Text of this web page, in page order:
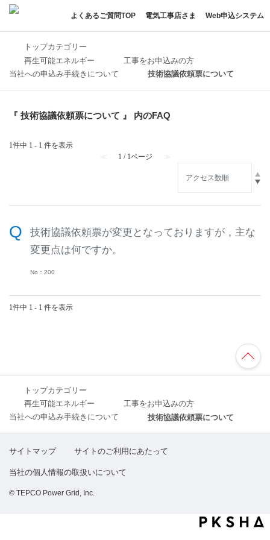
よくあるご質問TOP 電気工事店さま Web申込システム
トップカテゴリー
再生可能エネルギー
工事をお申込みの方
当社への申込み手続きについて
技術協議依頼票について
『 技術協議依頼票について 』 内のFAQ
1件中 1 - 1 件を表示
≪
1 / 1ページ ≫
技術協議依頼票が変更となっておりますが，主な
変更点は何ですか。
No：200
1件中 1 - 1 件を表示
TO
P
へ
トップカテゴリー
再生可能エネルギー
工事をお申込みの方
当社への申込み手続きについて
技術協議依頼票について
サイトマップ サイトのご利用にあたって
当社の個人情報の取扱いについて
© TEPCO Power Grid, Inc.